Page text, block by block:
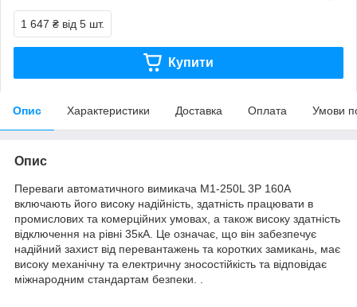
1 647 ₴ від 5 шт.
Купити
Опис Характеристики Доставка Оплата Умови
Опис
Переваги автоматичного вимикача M1-250L 3P 160A
включають його високу надійність, здатність працювати в
промислових та комерційних умовах, а також високу здатність
відключення на рівні 35кА. Це означає, що він забезпечує
надійний захист від перевантажень та коротких замикань, має
високу механічну та електричну зносостійкість та відповідає
міжнародним стандартам безпеки. .